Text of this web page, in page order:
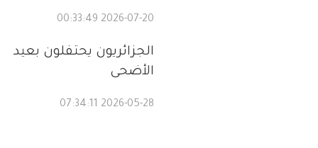
2026-07-20 00:33:49
الجزائريون يحتفلون بعيد
الأضحى
2026-05-28 07:34:11